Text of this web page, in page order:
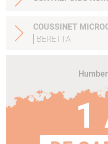
COUSSINET
BERETTA
1